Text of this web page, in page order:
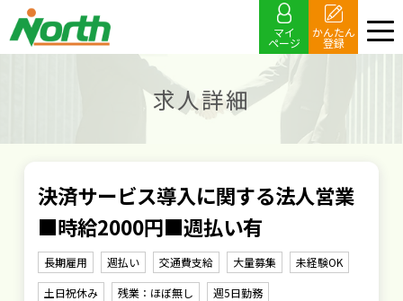
マイ
ページ
かんたん
登録
求人詳細
決済サービス導入に関する法人営業
■時給2000円■週払い有
長期雇用 週払い 交通費支給 大量募集
未経験OK
土日祝休み
残業：ほぼ無し
週5日勤務